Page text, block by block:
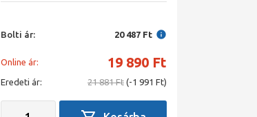
Bolti ár: 20 487 Ft
Online ár: 19 890 Ft
Eredeti ár: 21 881 Ft (-1 991 Ft)